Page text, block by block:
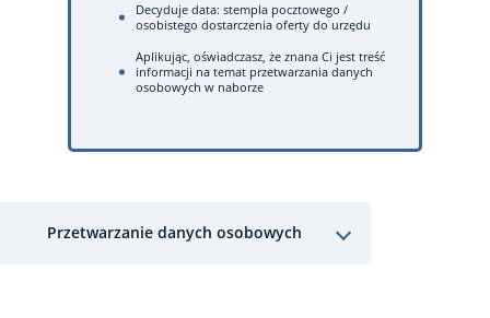
Decyduje data: stempla pocztowego /
osobistego dostarczenia oferty do urzędu
Aplikując, oświadczasz, że znana Ci jest treść
informacji na temat przetwarzania danych
osobowych w naborze
Przetwarzanie danych osobowych